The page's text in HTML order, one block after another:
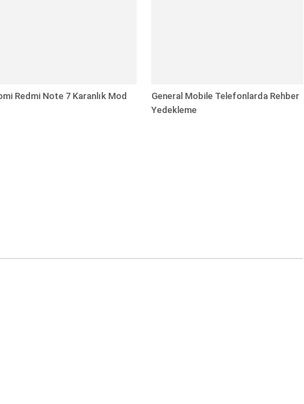
Redmi Note 7 Karanlık Mod
General Mobile Telefonlarda Rehber
Yedekleme